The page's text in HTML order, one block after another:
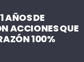
AÑOS DE
ACCIONES QUE
100%